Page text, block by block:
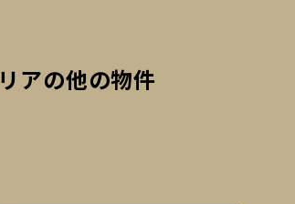
アの他の物件